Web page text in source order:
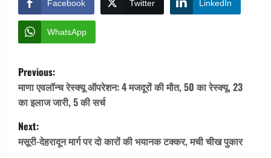
Facebook Twitter LinkedIn
WhatsApp
P
o
s
t
Previous:
माणा एवलॉन्च रेस्क्यू ऑपरेशन: 4 मजदूरों की मौत, 50 का रेस्क्यू, 23
का इलाज जारी, 5 की सर्च
Next:
मसूरी-देहरादून मार्ग पर दो कारों की भयानक टक्कर, मची चीख पुकार